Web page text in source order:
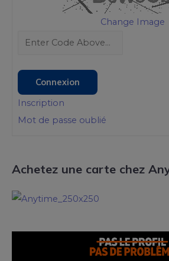
Change Image
Connexion
Inscription
Mot de passe oublié
Achetez une carte chez